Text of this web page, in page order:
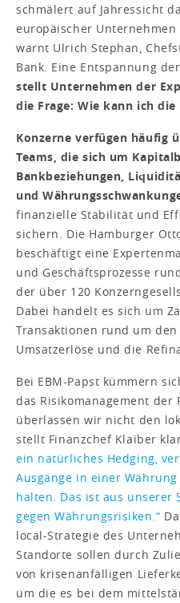
schmälert auf Jahressicht
europäischer Unternehmen
warnt Ulrich Stephan,
Bank. Eine Entspannung
stellt Unternehmen der
die Frage: Wie kann ich
Konzerne verfügen häufig
Teams, die sich um
Bankbeziehungen,
und
finanzielle Stabilität und
sichern. Die Hamburger
beschäftigt eine
und Geschäftsprozesse
der über 120
Dabei handelt es sich um
Transaktionen rund um
Umsatzerlöse und die
Bei EBM-Papst kümmern
das Risikomanagement der
überlassen wir nicht den
stellt Finanzchef Klaiber
ein natürliches Hedging,
Ausgänge in einer
halten. Das ist aus unserer
gegen Währungsrisiken.“
local-Strategie des
Standorte sollen durch
von krisenanfälligen
um die es bei dem